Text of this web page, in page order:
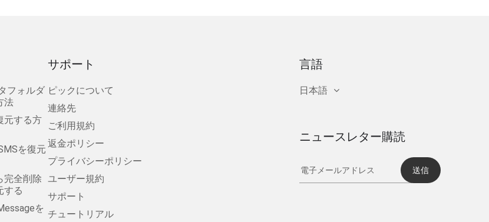
フォルダ
法
元する方
を復元
完全削除
する
を
サポート
ピックについて
連絡先
ご利用規約
返金ポリシー
プライバシーポリシー
ユーザー規約
サポート
チュートリアル
言語
日本語
ニュースレター購読
送信